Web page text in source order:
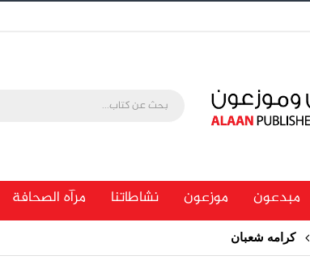
مبدعون موزعون نشاطاتنا مرآه الصحافة
كرامه شعبان